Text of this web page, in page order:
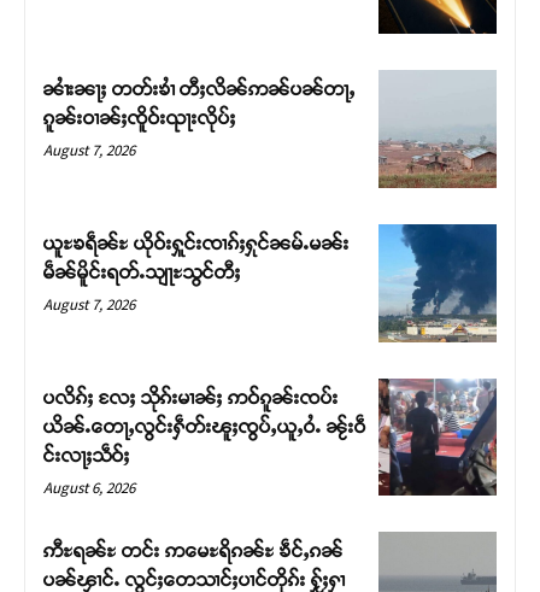
ၼၢႆးၼႃႈ တတ်းၶၢႆ တီႈလိၼ်ဢၼ်ပၼ်တႃႇ
ၵူၼ်းဝၢၼ်ႈၸိူဝ်းၺႃးလိုပ်ႈ
August 7, 2026
ယူႊၶရဵၼ်ႊ ယိုဝ်းႁူင်းၸၢၵ်ႈႁုင်ၼမ်ႉမၼ်း
မဵၼ်မိူင်းရတ်ႉသျႃႊသွင်တီႈ
August 7, 2026
ပလိၵ်ႈ လႄႈ သိုၵ်းမၢၼ်ႈ ဢဝ်ၵူၼ်းၸပ်း
ယိၼ်ႉတေႃႇလွင်းႁဵတ်းၽူႈၸွပ်ႇယူႇဝႆႉ ၼႂ်းဝဵ
င်းလႃႈသဵဝ်ႈ
August 6, 2026
ဢီႊရၼ်ႊ တင်း ဢမေႊရိၵၼ်ႊ ၶဵင်ႇၵၼ်
ပၼ်ၾၢင်ႉ လွင်ႈတေသၢင်ႈပၢင်တိုၵ်း ႁႂ်ႈႁၢ